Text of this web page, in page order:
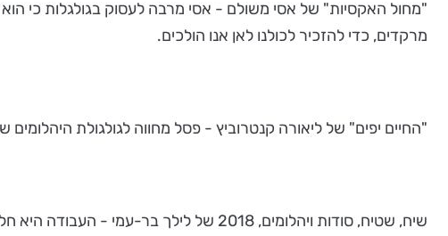
מרקדים, כדי להזכיר לכולנו לאן אנו הולכים.
"החיים יפים" של ליאורה קנטרוביץ - פסל מחווה לגולגולת היהלומים
שיח, שטיח, סודות ויהלומים, 2018 של